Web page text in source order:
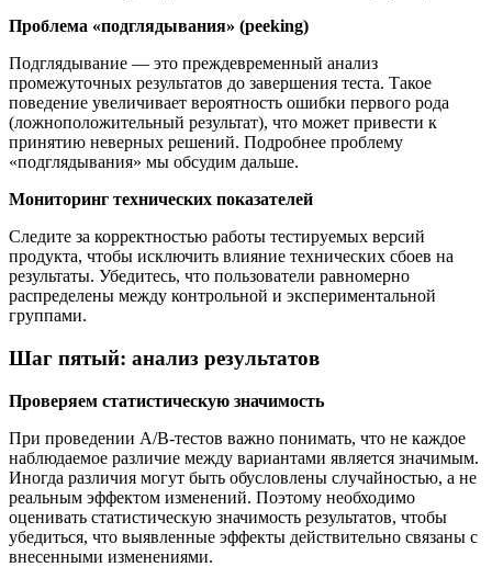
Проблема «подглядывания» (peeking)
Подглядывание — это преждевременный анализ
промежуточных результатов до завершения теста.​ Такое
поведение увеличивает вероятность ошибки первого рода
(ложноположительный результат), что может привести к
принятию неверных решений.​ Подробнее проблему
«подглядывания» мы обсудим дальше.
Мониторинг технических показателей
Следите за корректностью работы тестируемых версий
продукта, чтобы исключить влияние технических сбоев на
результаты.​ Убедитесь, что пользователи равномерно
распределены между контрольной и экспериментальной
группами.​
Шаг пятый: анализ результатов
Проверяем статистическую значимость
При проведении A/B-тестов важно понимать, что не каждое
наблюдаемое различие между вариантами является значимым.
Иногда различия могут быть обусловлены случайностью, а не
реальным эффектом изменений. Поэтому необходимо
оценивать статистическую значимость результатов, чтобы
убедиться, что выявленные эффекты действительно связаны с
внесенными изменениями.